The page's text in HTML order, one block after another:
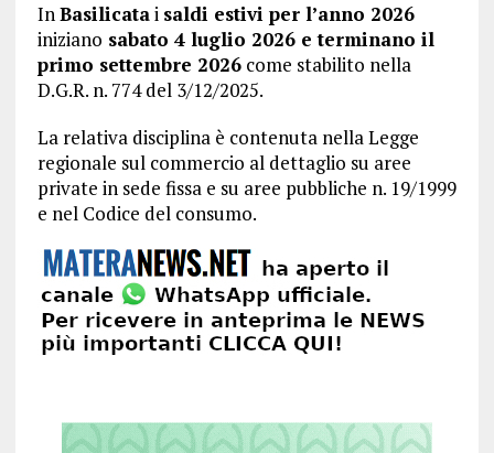
InBasilicatai saldi estivi per l’anno 2026
iniziano sabato 4 luglio 2026 e terminano il
primo settembre 2026come stabilito nella
D.G.R. n. 774 del 3/12/2025.
La relativa disciplina è contenuta nella Legge
regionale sul commercio al dettaglio su aree
private in sede fissa e su aree pubbliche n. 19/1999
e nel Codice del consumo.